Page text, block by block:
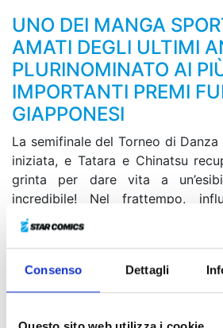
Consenso Dettagli
UNO DEI MANGA
AMATI DEGLI ULTIMI
PLURINOMINATO AI
IMPORTANTI PREMI
GIAPPONESI
La semifinale del Torneo di
iniziata, e Tatara e Chinatsu
grinta per dare vita a
incredibile! Nel frattempo,
mosse, Kugimiya ripensa al suo
percorso che l’ha avvicinato al
troverà di nuovo a fare i conti
volta riuscirà a ballare in